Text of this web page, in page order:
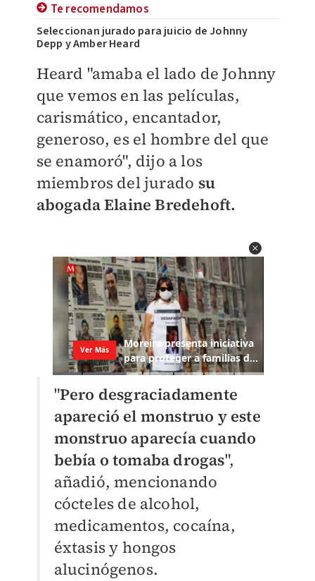
Te recomendamos
Seleccionan jurado para juicio de Johnny
Depp y Amber Heard
Heard "amaba el lado de Johnny
que vemos en las películas,
carismático, encantador,
generoso, es el hombre del que
se enamoró", dijo a los
miembros del jurado su
abogada Elaine Bredehoft.
"Pero desgraciadamente
apareció el monstruo y este
monstruo aparecía cuando
bebía o tomaba drogas",
añadió, mencionando
cócteles de alcohol,
medicamentos, cocaína,
éxtasis y hongos
alucinógenos.